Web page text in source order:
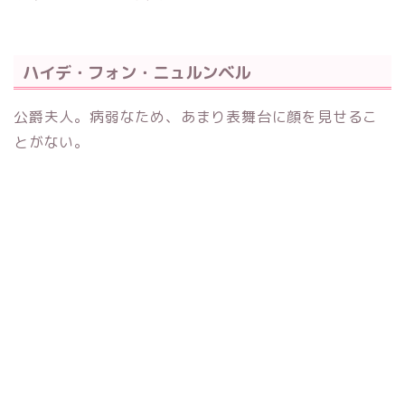
ハイデ・フォン・ニュルンベル
公爵夫人。病弱なため、あまり表舞台に顔を見せるこ
とがない。